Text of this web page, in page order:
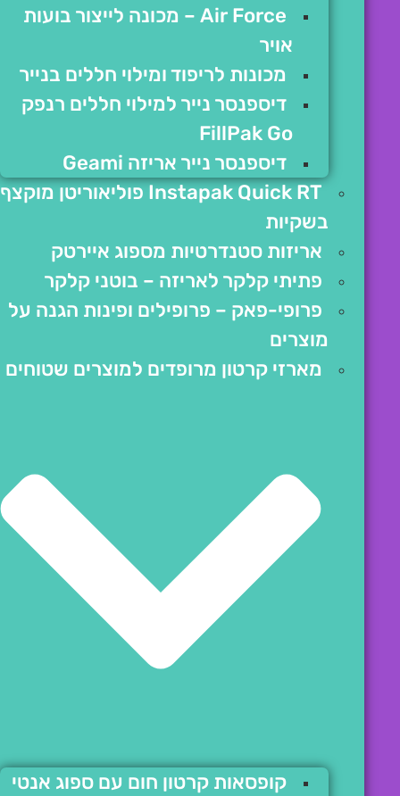
Air Force – מכונה לייצור בועות
אויר
מכונות לריפוד ומילוי חללים בנייר
דיספנסר נייר למילוי חללים רנפק
FillPak Go
דיספנסר נייר אריזה Geami
Instapak Quick RT פוליאוריטן מוקצף
בשקיות
אריזות סטנדרטיות מספוג איירטק
פתיתי קלקר לאריזה – בוטני קלקר
פרופי-פאק – פרופילים ופינות הגנה על
מוצרים
מארזי קרטון מרופדים למוצרים שטוחים
קופסאות קרטון חום עם ספוג אנטי